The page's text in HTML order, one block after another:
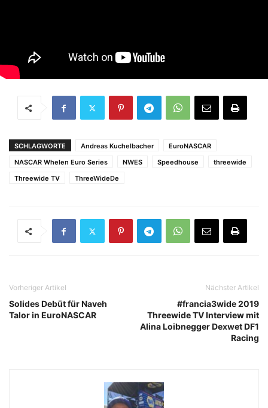
SCHLAGWORTE Andreas Kuchelbacher
EuroNASCAR
NASCAR Whelen Euro Series
NWES Speedhouse
threewide
Threewide TV
ThreeWideDe
Vorheriger Artikel
Solides Debüt für Naveh
Talor in EuroNASCAR
Nächster Artikel
#francia3wide 2019
Threewide TV Interview mit
Alina Loibnegger Dexwet DF1
Racing